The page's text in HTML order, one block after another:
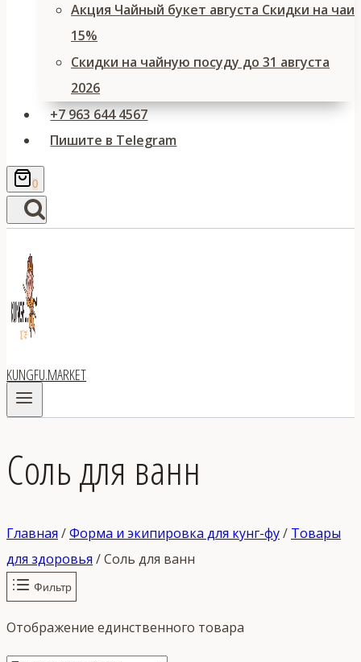
Акция Чайный букет августа Скидки на чаи
15%
Скидки на чайную посуду до 31 августа
2026
+7 963 644 4567
Пишите в Telegram
0
KUNGFU.MARKET
Соль для ванн
Главная /Форма и экипировка для кунг-фу/ Товары
для здоровья /Соль для ванн
Фильтр
Отображение единственного товара